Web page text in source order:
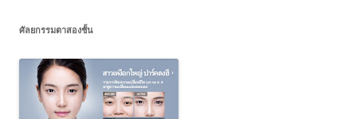
ศัลยกรรมตาสองชั้น